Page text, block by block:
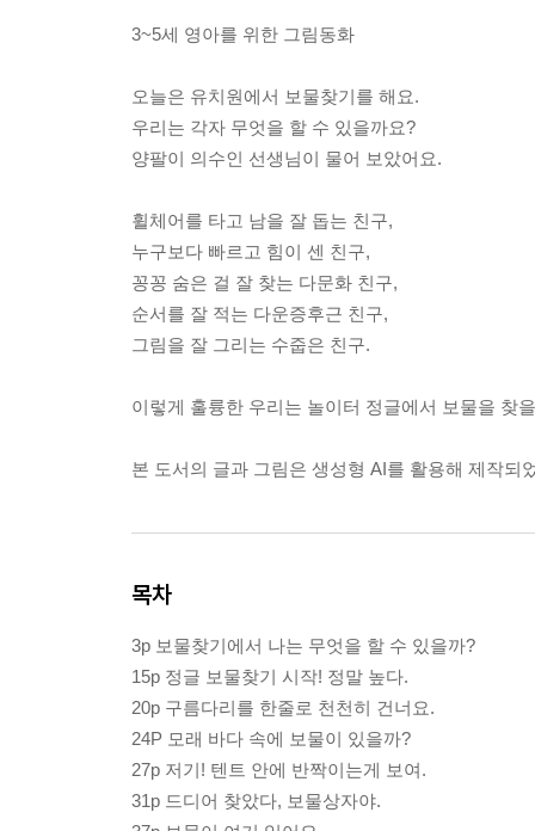
3~5세 영아를 위한 그림동화
오늘은 유치원에서 보물찾기를 해요.
우리는 각자 무엇을 할 수 있을까요?
양팔이 의수인 선생님이 물어 보았어요.
휠체어를 타고 남을 잘 돕는 친구,
누구보다 빠르고 힘이 센 친구,
꽁꽁 숨은 걸 잘 찾는 다문화 친구,
순서를 잘 적는 다운증후근 친구,
그림을 잘 그리는 수줍은 친구.
이렇게 훌륭한 우리는 놀이터 정글에서 보물을 찾
본 도서의 글과 그림은 생성형 AI를 활용해 제작되
목차
3p 보물찾기에서 나는 무엇을 할 수 있을까?
15p 정글 보물찾기 시작! 정말 높다.
20p 구름다리를 한줄로 천천히 건너요.
24P 모래 바다 속에 보물이 있을까?
27p 저기! 텐트 안에 반짝이는게 보여.
31p 드디어 찾았다, 보물상자야.